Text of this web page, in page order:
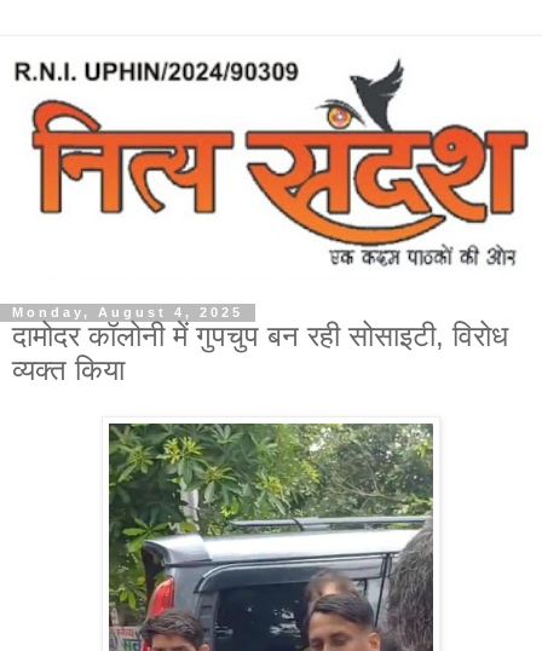
Monday, August 4, 2025
दामोदर कॉलोनी में गुपचुप बन रही सोसाइटी, विरोध
व्यक्त किया